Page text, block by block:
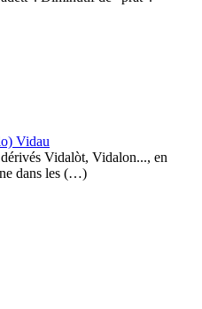
Vidau
Vidalòt, Vidalon..., en
dans les (…)